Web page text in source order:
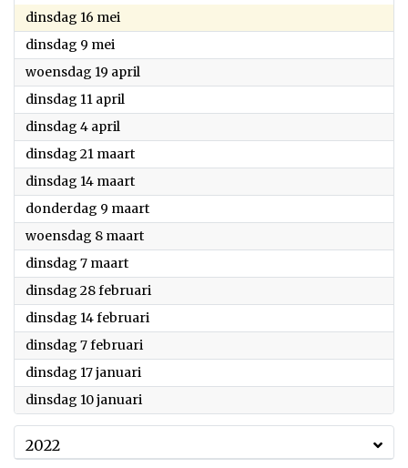
dinsdag 16 mei
dinsdag 9 mei
woensdag 19 april
dinsdag 11 april
dinsdag 4 april
dinsdag 21 maart2023
dinsdag 14 maart2023
donderdag 9 maart2023
woensdag 8 maart2023
dinsdag 7 maart2023
dinsdag 28 februari
dinsdag 14 februari
dinsdag 7 februari
dinsdag 17 januari
dinsdag 10 januari
2022